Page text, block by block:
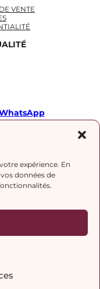
expérience. En
données de
VENTE